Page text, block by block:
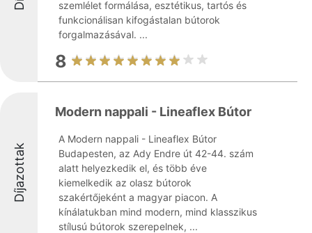
szemlélet formálása, esztétikus, tartós és
funkcionálisan kifogástalan bútorok
forgalmazásával. ...
8
Díjazottak
Modern nappali - Lineaflex Bútor
A Modern nappali - Lineaflex Bútor
Budapesten, az Ady Endre út 42-44. szám
alatt helyezkedik el, és több éve
kiemelkedik az olasz bútorok
szakértőjeként a magyar piacon. A
kínálatukban mind modern, mind klasszikus
stílusú bútorok szerepelnek, ...